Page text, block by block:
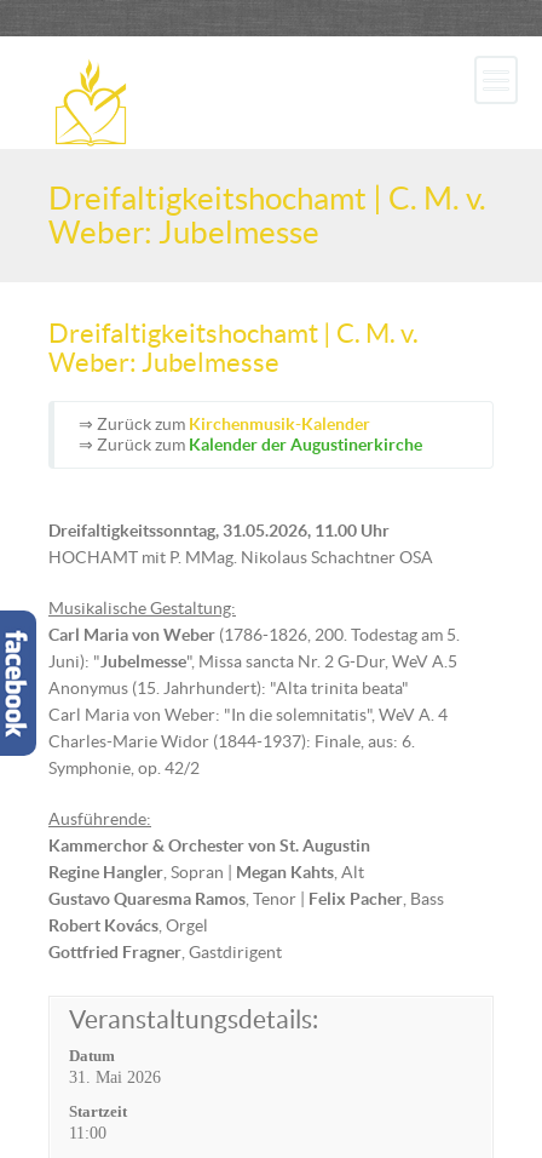
Dreifaltigkeitshochamt | C. M. v.
Weber: Jubelmesse
Dreifaltigkeitshochamt | C. M. v.
Weber: Jubelmesse
⇒ Zurück zum Kirchenmusik-Kalender
⇒ Zurück zum Kalender der Augustinerkirche
Dreifaltigkeitssonntag, 31.05.2026, 11.00 Uhr
HOCHAMT mit P. MMag. Nikolaus Schachtner OSA
Musikalische Gestaltung:
Carl Maria von Weber (1786-1826, 200. Todestag am 5.
Juni): "Jubelmesse", Missa sancta Nr. 2 G-Dur, WeV A.5
Anonymus (15. Jahrhundert): "Alta trinita beata"
Carl Maria von Weber: "In die solemnitatis", WeV A. 4
Charles-Marie Widor (1844-1937): Finale, aus: 6.
Symphonie, op. 42/2
Ausführende:
Kammerchor & Orchester von St. Augustin
Regine Hangler , Sopran | Megan Kahts , Alt
Gustavo Quaresma Ramos , Tenor | Felix Pacher , Bass
Robert Kovács , Orgel
Gottfried Fragner , Gastdirigent
Veranstaltungsdetails:
Datum
31. Mai 2026
Startzeit
11:00